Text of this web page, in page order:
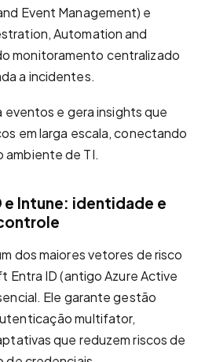
Event Management) e
, Automationand
monitoramento centralizado
a incidentes.
eventos e gera insights que
em larga escala, conectando
de TI.
e Intune: identidade e
dos maiores vetores de risco
Entra ID (antigo Azure Active
Ele garante gestão
multifator,
que reduzem riscos de